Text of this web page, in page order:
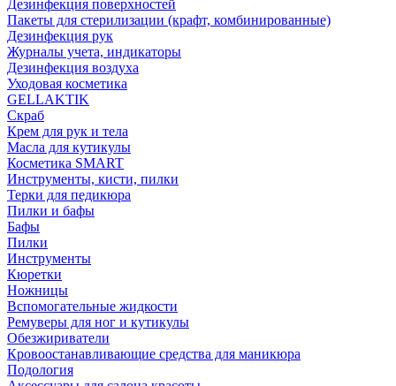
Дезинфекция поверхностей
Пакеты для стерилизации (крафт, комбинированные)
Дезинфекция рук
Журналы учета, индикаторы
Дезинфекция воздуха
Уходовая косметика
GELLAKTIK
Скраб
Крем для рук и тела
Масла для кутикулы
Косметика SMART
Инструменты, кисти, пилки
Терки для педикюра
Пилки и бафы
Бафы
Пилки
Инструменты
Кюретки
Ножницы
Вспомогательные жидкости
Ремуверы для ног и кутикулы
Обезжириватели
Кровоостанавливающие средства для маникюра
Подология